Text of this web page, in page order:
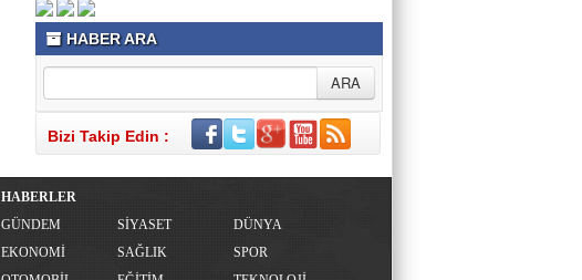
HABER ARA
Bizi Takip Edin :
HABERLER
GÜNDEM
SİYASET
DÜNYA
EKONOMİ
SAĞLIK
SPOR